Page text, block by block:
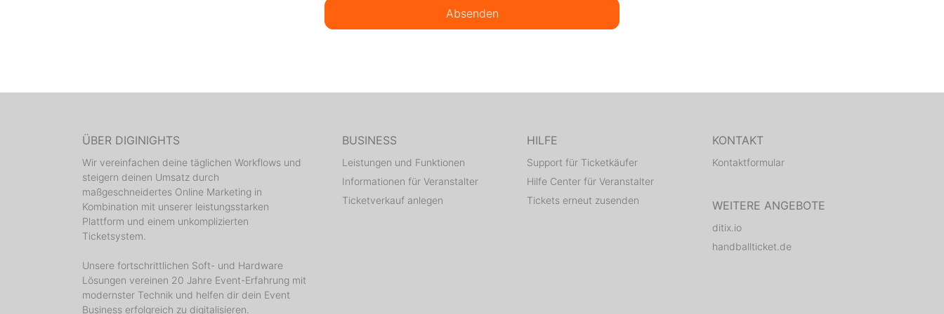
Absenden
ÜBER DIGINIGHTS
Wir vereinfachen deine täglichen Workflows und
steigern deinen Umsatz durch
maßgeschneidertes Online Marketing in
Kombination mit unserer leistungsstarken
Plattform und einem unkomplizierten
Ticketsystem.
Unsere fortschrittlichen Soft- und Hardware
Lösungen vereinen 20 Jahre Event-Erfahrung mit
modernster Technik und helfen dir dein Event
Business erfolgreich zu digitalisieren.
BUSINESS
Leistungen und Funktionen
Informationen für Veranstalter
Ticketverkauf anlegen
HILFE
Support für Ticketkäufer
Hilfe Center für Veranstalter
Tickets erneut zusenden
KONTAKT
Kontaktformular
WEITERE ANGEBOTE
ditix.io
handballticket.de